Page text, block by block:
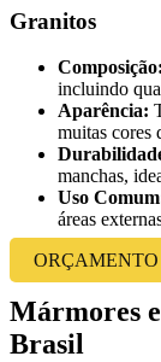
Granitos
Composição:
incluindo
Aparência:
muitas cores
manchas,
Uso
áreas
Mármores
Brasil